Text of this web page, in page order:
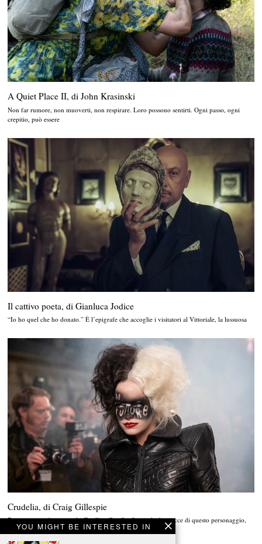
YOU MIGHT BE INTERESTED IN
A Quiet Place II, di John Krasinski
Non far rumore, non muoverti, non respirare. Loro possono sentirti. Ogni passo, ogni
crepitio, può essere
Il cattivo poeta, di Gianluca Jodice
“Io ho quel che ho donato.” È l’epigrafe che accoglie i visitatori al Vittoriale, la lussuosa
Crudelia, di Craig Gillespie
Bianco e nero, bene e male, Estella e Cruella. Queste le due facce di questo personaggio,